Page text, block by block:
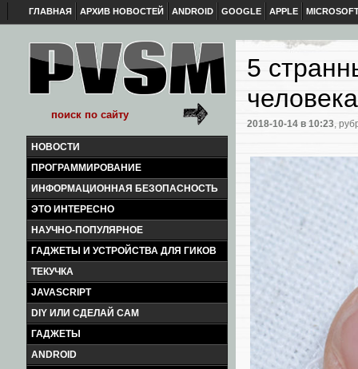
ГЛАВНАЯ АРХИВ НОВОСТЕЙ ANDROID GOOGLE APPLE
НОВОСТИ
ПРОГРАММИРОВАНИЕ
ИНФОРМАЦИОННАЯ БЕЗОПАСНОСТЬ
ЭТО ИНТЕРЕСНО
НАУЧНО-ПОПУЛЯРНОЕ
ГАДЖЕТЫ И УСТРОЙСТВА ДЛЯ ГИКОВ
ТЕКУЧКА
JAVASCRIPT
DIY ИЛИ СДЕЛАЙ САМ
ГАДЖЕТЫ
ANDROID
5
человека
2018-10-14 в 10:23,